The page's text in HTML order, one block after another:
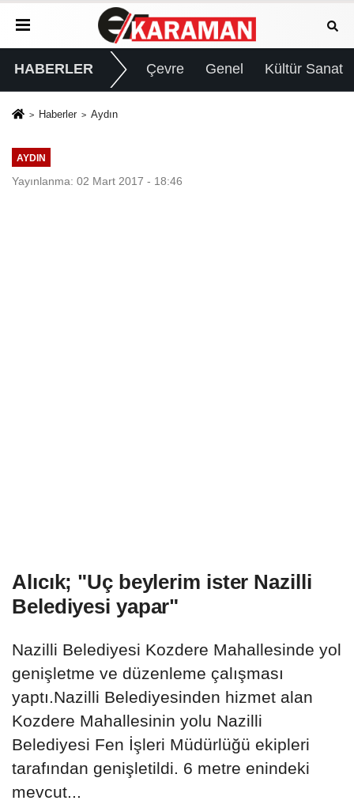
HABERLER Çevre Genel Kültür Sanat
Haberler Aydın
AYDIN
Yayınlanma: 02 Mart 2017 - 18:46
Alıcık; "Uç beylerim ister Nazilli
Belediyesi yapar"
Nazilli Belediyesi Kozdere Mahallesinde yol
genişletme ve düzenleme çalışması
yaptı.Nazilli Belediyesinden hizmet alan
Kozdere Mahallesinin yolu Nazilli
Belediyesi Fen İşleri Müdürlüğü ekipleri
tarafından genişletildi. 6 metre enindeki
mevcut...